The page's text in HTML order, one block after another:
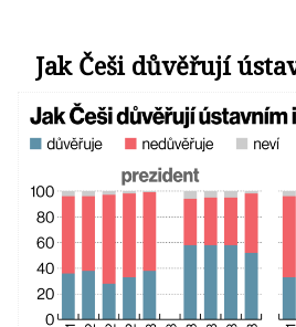
Jak Češi důvěřují